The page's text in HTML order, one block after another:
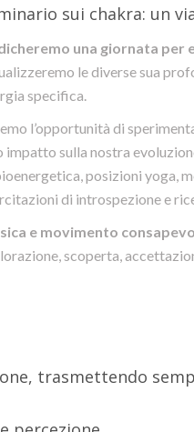
sui chakra: un
una giornata per
le diverse sua
specifica.
l’opportunità di
impatto sulla nostra
posizioni yoga,
di introspezione e
e movimento
scoperta,
trasmettendo